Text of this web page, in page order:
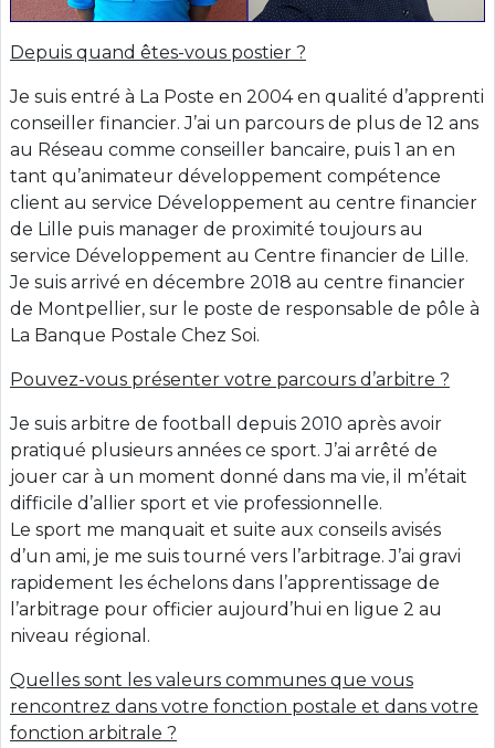
Depuis quand êtes-vous postier ?
Je suis entré à La Poste en 2004 en qualité d’apprenti
conseiller financier. J’ai un parcours de plus de 12 ans
au Réseau comme conseiller bancaire, puis 1 an en
tant qu’animateur développement compétence
client au service Développement au centre financier
de Lille puis manager de proximité toujours au
service Développement au Centre financier de Lille.
Je suis arrivé en décembre 2018 au centre financier
de Montpellier, sur le poste de responsable de pôle à
La Banque Postale Chez Soi.
Pouvez-vous présenter votre parcours d’arbitre ?
Je suis arbitre de football depuis 2010 après avoir
pratiqué plusieurs années ce sport. J’ai arrêté de
jouer car à un moment donné dans ma vie, il m’était
difficile d’allier sport et vie professionnelle.
Le sport me manquait et suite aux conseils avisés
d’un ami, je me suis tourné vers l’arbitrage. J’ai gravi
rapidement les échelons dans l’apprentissage de
l’arbitrage pour officier aujourd’hui en ligue 2 au
niveau régional.
Quelles sont les valeurs communes que vous
rencontrez dans votre fonction postale et dans votre
fonction arbitrale ?